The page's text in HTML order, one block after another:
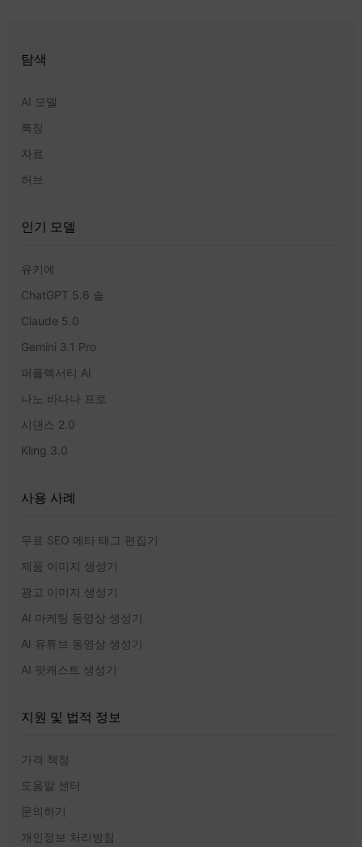
탐색
AI 모델
특징
자료
허브
인기 모델
유키에
ChatGPT 5.6 솔
Claude 5.0
Gemini 3.1 Pro
퍼플렉서티 AI
나노 바나나 프로
시댄스 2.0
Kling 3.0
사용 사례
무료 SEO 메타 태그 편집기
제품 이미지 생성기
광고 이미지 생성기
AI 마케팅 동영상 생성기
AI 유튜브 동영상 생성기
AI 팟캐스트 생성기
지원 및 법적 정보
가격 책정
도움말 센터
문의하기
개인정보 처리방침